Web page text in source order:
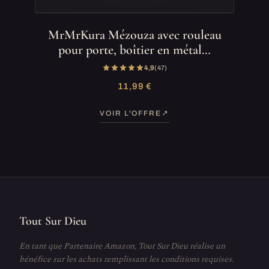
MrMrKura Mézouza avec rouleau
pour porte, boîtier en métal…
4,9(47)
11,99 €
VOIR L'OFFRE
Tout Sur Dieu
En tant que Partenaire Amazon, Tout Sur Dieu réalise un
bénéfice sur les achats remplissant les conditions requises.